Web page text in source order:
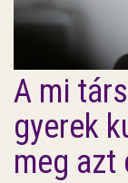
A mi
gyerek
meg azt